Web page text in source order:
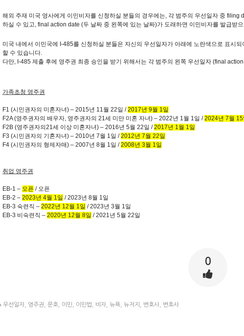
해외 주재 미국 영사에게 이민비자를 신청하실 분들의 경우에는 각 범주의 우선일자 중 filing
하실 수 있고 , final action date (두 날짜 중 왼쪽에 있는 날짜)가 도래하면 이민비자를 발급받
미국 내에서 이민국에 I-485를 신청하실 분들은 자신의 우선일자가 아래에 노란색으로 표시
할 수 있습니다
다만 , I-485 제출 후에 영주권 최종 승인을 받기 위해서는 각 범주의 왼쪽 우선일자 (final
가족초청 영주권
F1 (시민권자의 미혼자녀) – 2015년 11 월 22일 /2017년 9월 1 일
F2A (영주권자의 배우자 영주권자의 21 세 미만 미혼 자녀) – 2022년 1 월 1 일 /2024년 7월 15
F2B (영주권자의21 세 이상 미혼자녀) – 2016년 5월 22일 /2017년 1 월 1 일
F3 (시민권자의 기혼자녀) – 2010년 7월 1 일 /2012년 7월 22일
F4 (시민권자의 형제자매) – 2007년 8월 1 일 /2008년 3월 1 일
취업 영주권
EB-1 – 오픈 / 오픈
EB-2 – 2023년 4월 1 일 / 2023년 8월 1 일
EB-3 숙련직 – 2022년 12월 1 일 / 2023년 3월 1 일
EB-3 비숙련직 – 2020년 12월 8일 / 2021 년 5월 22일
0
우선일자 영주권 문호 이민 이민법 비자 뉴욕 뉴저지 변호사 변호사